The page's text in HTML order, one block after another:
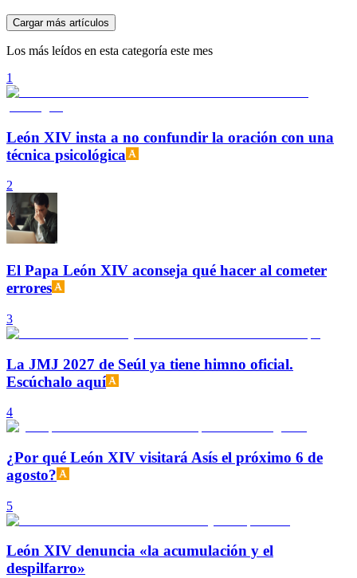
Cargar más artículos
Los más leídos en esta categoría este mes
1
León XIV insta a no confundir la oración con una
técnica psicológica
2
El Papa León XIV aconseja qué hacer al cometer
errores
3
La JMJ 2027 de Seúl ya tiene himno oficial.
Escúchalo aquí
4
¿Por qué León XIV visitará Asís el próximo 6 de
agosto?
5
León XIV denuncia «la acumulación y el
despilfarro»